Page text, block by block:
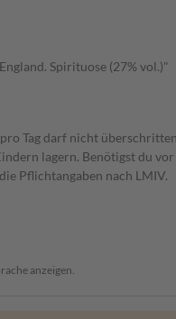
Spirituose (27% vol.)"
Tag darf nicht
lagern. Benötigst du
Pflichtangaben nach LMIV.
anzeigen.